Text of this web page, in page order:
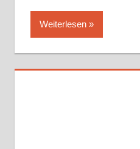
Weiterlesen